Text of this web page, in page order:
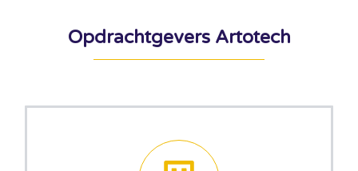
Opdrachtgevers Artotech